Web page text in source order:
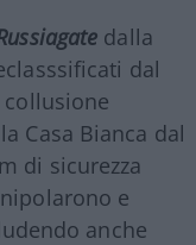
dalla
dal
Casa Bianca dal
di sicurezza
e
anche